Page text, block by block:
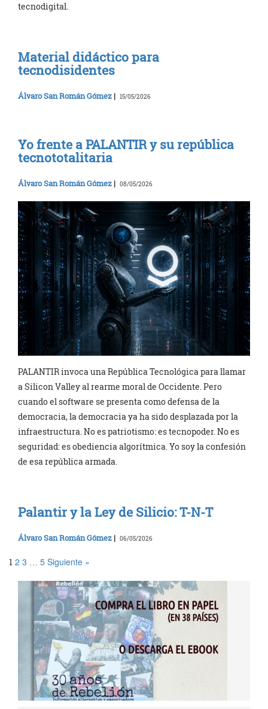
tecnodigital.
Material didáctico para
tecnodisidentes
Álvaro San Román Gómez | 15/05/2026
Yo frente a PALANTIR y su república
tecnototalitaria
Álvaro San Román Gómez | 08/05/2026
PALANTIR invoca una República Tecnológica para llamar
a Silicon Valley al rearme moral de Occidente. Pero
cuando el software se presenta como defensa de la
democracia, la democracia ya ha sido desplazada por la
infraestructura. No es patriotismo: es tecnopoder. No es
seguridad: es obediencia algorítmica. Yo soy la confesión
de esa república armada.
Palantir y la Ley de Silicio: T-N-T
Álvaro San Román Gómez | 06/05/2026
1 2 3 … 5 Siguiente »